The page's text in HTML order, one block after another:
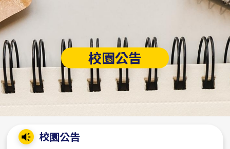
校園公告
校園公告